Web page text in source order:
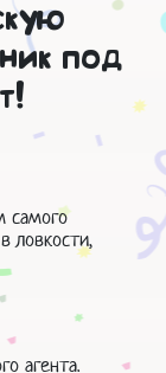
под
самого
ловкости,
агента.